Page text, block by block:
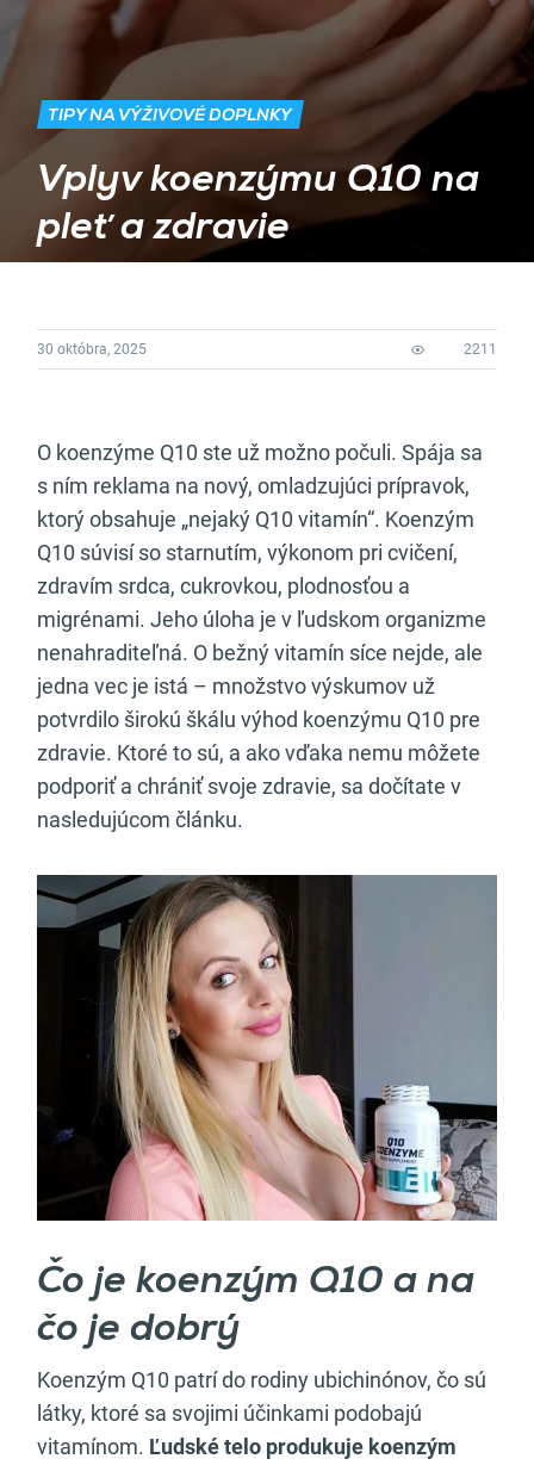
TIPY NA VÝŽIVOVÉ DOPLNKY
Vplyv koenzýmu Q10 na
pleť a zdravie
30 októbra, 2025 2211
O koenzýme Q10 ste už možno počuli. Spája sa
s ním reklama na nový, omladzujúci prípravok,
ktorý obsahuje „nejaký Q10 vitamín“. Koenzým
Q10 súvisí so starnutím, výkonom pri cvičení,
zdravím srdca, cukrovkou, plodnosťou a
migrénami. Jeho úloha je v ľudskom organizme
nenahraditeľná. O bežný vitamín síce nejde, ale
jedna vec je istá – množstvo výskumov už
potvrdilo širokú škálu výhod koenzýmu Q10 pre
zdravie. Ktoré to sú, a ako vďaka nemu môžete
podporiť a chrániť svoje zdravie, sa dočítate v
nasledujúcom článku.
Čo je koenzým Q10 a na
čo je dobrý
Koenzým Q10 patrí do rodiny ubichinónov, čo sú
látky, ktoré sa svojimi účinkami podobajú
vitamínom. Ľudské telo produkuje koenzým